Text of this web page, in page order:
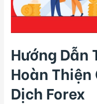
Hướng Dẫn
Hoàn
Dịch Forex